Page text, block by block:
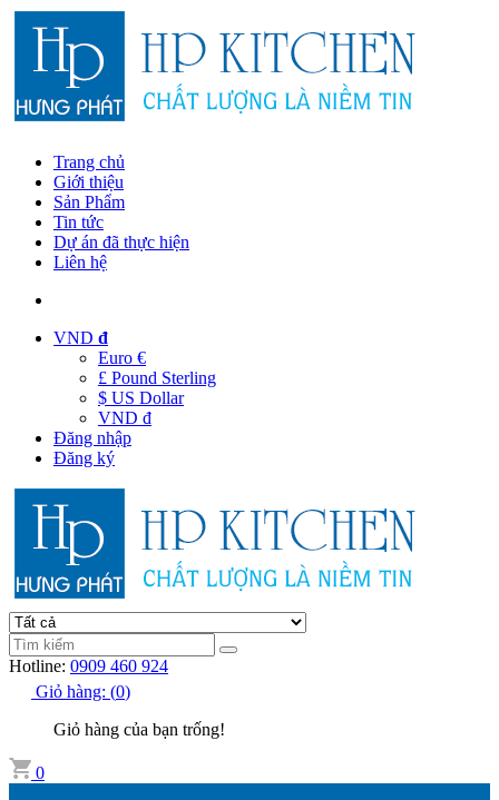
Trang chủ
Giới thiệu
Sản Phẩm
Tin tức
Dự án đã thực hiện
Liên hệ
VND đ
Euro €
£ Pound Sterling
$ US Dollar
VND đ
Đăng nhập
Đăng ký
Hotline: 0909 460 924
Giỏ hàng: (0)
Giỏ hàng của bạn trống!
0